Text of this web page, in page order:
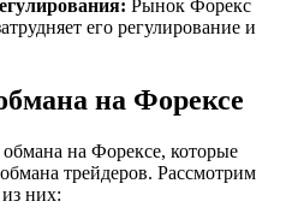
Рынок Форекс
его регулирование и
на Форексе
на Форексе, которые
трейдеров. Рассмотрим
них: